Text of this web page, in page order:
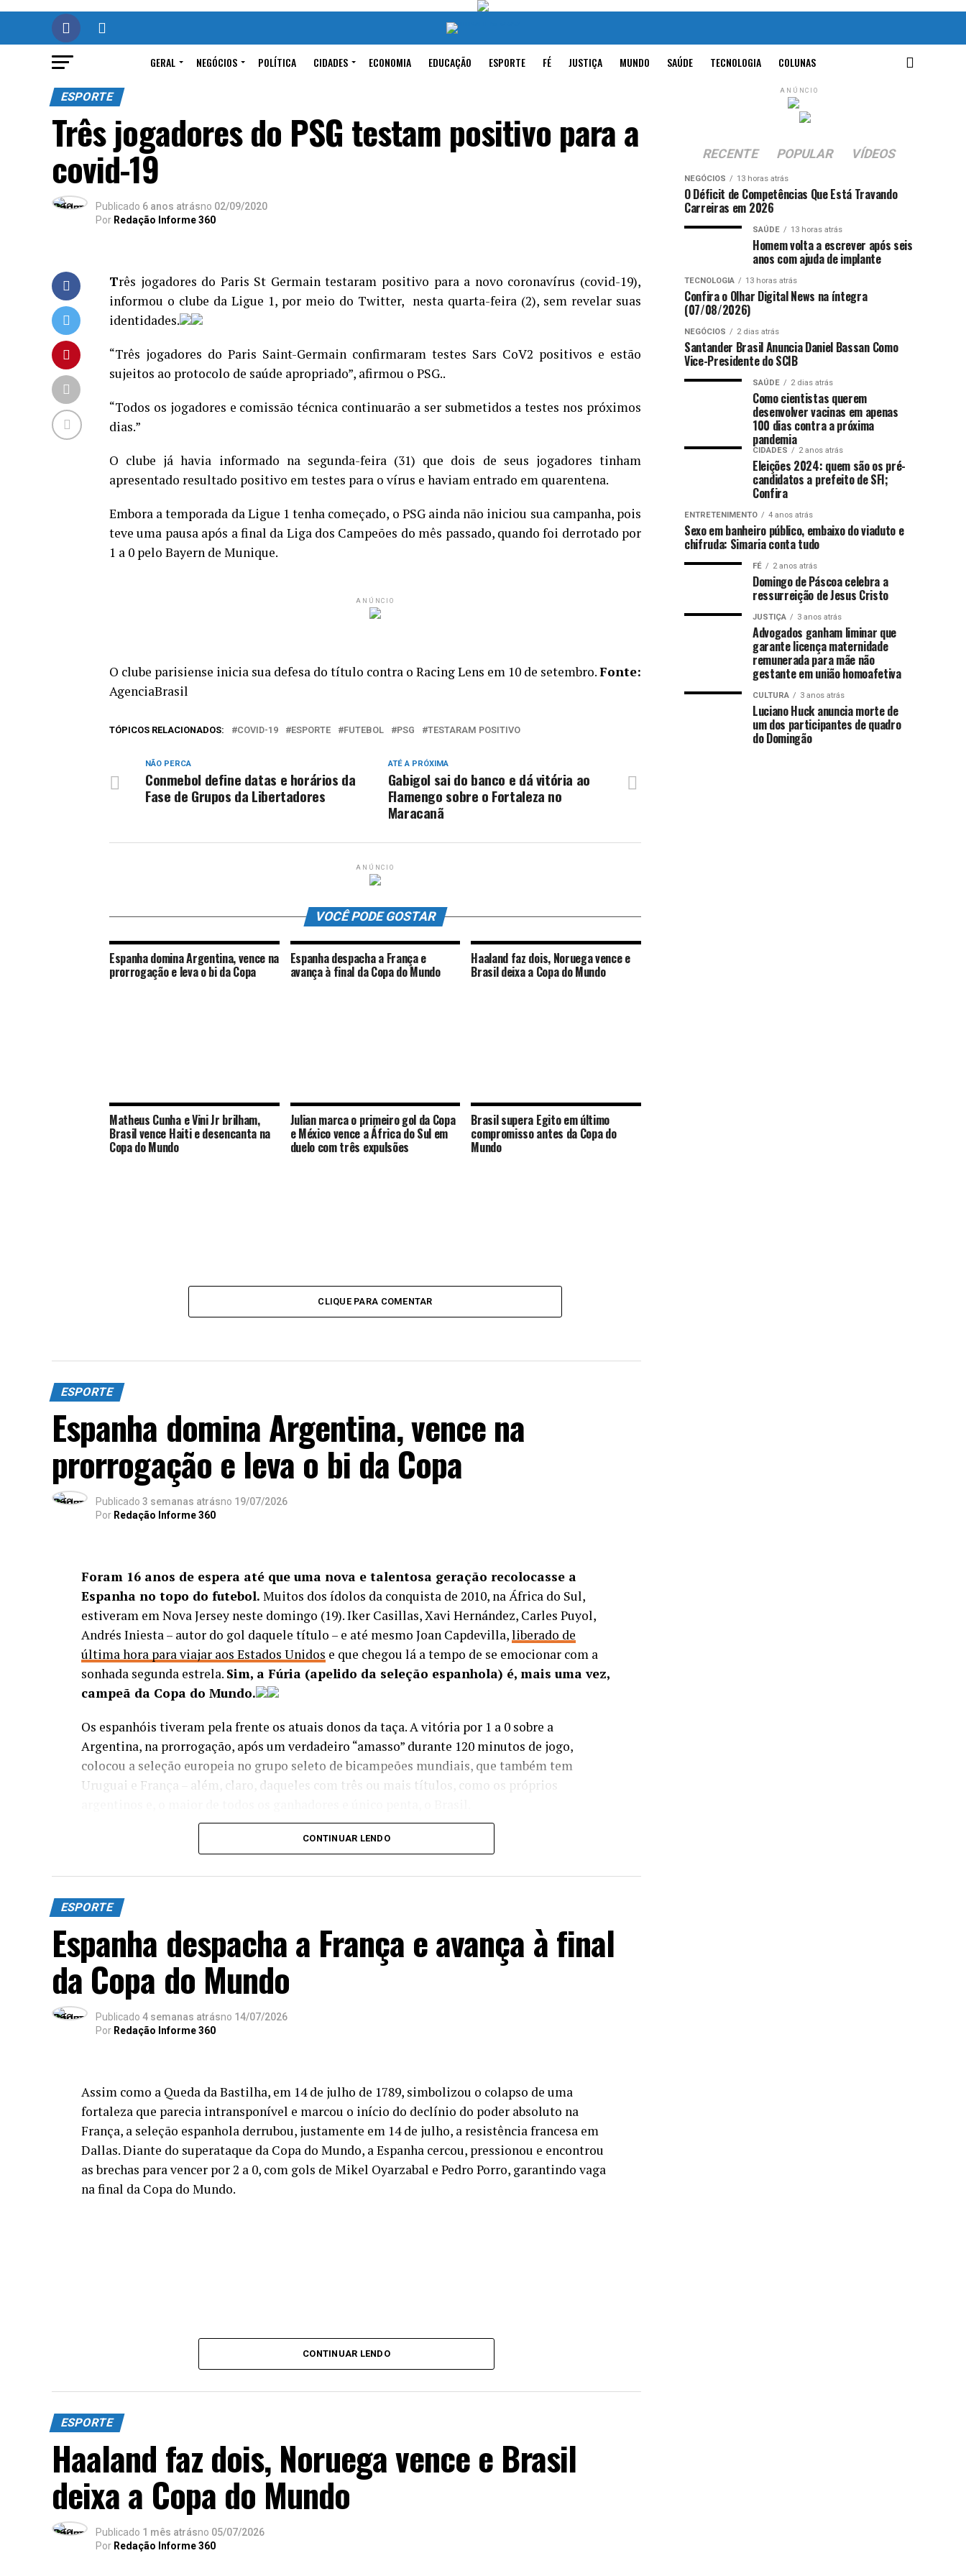
GERAL NEGÓCIOS POLÍTICA CIDADES ECONOMIA EDUCAÇÃO ESPORTE FÉ JUSTIÇA MUNDO SAÚDE TECNOLOGIA COLUNAS
ESPORTE
Três jogadores do PSG testam positivo para a
covid-19
Publicado 6 anos atrásno 02/09/2020
Por Redação Informe 360
Três jogadores do Paris St Germain testaram positivo para a novo coronavírus (covid-19),
informou o clube da Ligue 1, por meio do Twitter, nesta quarta-feira (2), sem revelar suas
identidades.
“Três jogadores do Paris Saint-Germain confirmaram testes Sars CoV2 positivos e estão
sujeitos ao protocolo de saúde apropriado”, afirmou o PSG..
“Todos os jogadores e comissão técnica continuarão a ser submetidos a testes nos próximos
dias.”
O clube já havia informado na segunda-feira (31) que dois de seus jogadores tinham
apresentado resultado positivo em testes para o vírus e haviam entrado em quarentena.
Embora a temporada da Ligue 1 tenha começado, o PSG ainda não iniciou sua campanha, pois
teve uma pausa após a final da Liga dos Campeões do mês passado, quando foi derrotado por
1 a 0 pelo Bayern de Munique.
ANÚNCIO
O clube parisiense inicia sua defesa do título contra o Racing Lens em 10 de setembro.Fonte:
AgenciaBrasil
TÓPICOS RELACIONADOS: COVID-19 ESPORTE FUTEBOL PSG TESTARAM POSITIVO
ATÉ A PRÓXIMA
Gabigol sai do banco e dá vitória ao
Flamengo sobre o Fortaleza no
Maracanã
NÃO PERCA
Conmebol define datas e horários da
Fase de Grupos da Libertadores
ANÚNCIO
VOCÊ PODE GOSTAR
Espanha domina Argentina, vence na
prorrogação e leva o bi da Copa
Espanha despacha a França e
avança à final da Copa do Mundo
Haaland faz dois, Noruega vence e
Brasil deixa a Copa do Mundo
Matheus Cunha e Vini Jr brilham,
Brasil vence Haiti e desencanta na
Copa do Mundo
Julian marca o primeiro gol da Copa
e México vence a África do Sul em
duelo com três expulsões
Brasil supera Egito em último
compromisso antes da Copa do
Mundo
CLIQUE PARA COMENTAR
ESPORTE
Espanha domina Argentina, vence na
prorrogação e leva o bi da Copa
Publicado 3 semanas atrásno 19/07/2026
Por Redação Informe 360
Foram 16 anos de espera até que uma nova e talentosa geração recolocasse a
Espanha no topo do futebol. Muitos dos ídolos da conquista de 2010, na África do Sul,
estiveram em Nova Jersey neste domingo (19). Iker Casillas, Xavi Hernández, Carles Puyol,
Andrés Iniesta – autor do gol daquele título – e até mesmo Joan Capdevilla,liberado de
última hora para viajar aos Estados Unidos e que chegou lá a tempo de se emocionar com a
sonhada segunda estrela. Sim, a Fúria (apelido da seleção espanhola) é, mais uma vez,
campeã da Copa do Mundo.
Os espanhóis tiveram pela frente os atuais donos da taça. A vitória por 1 a 0 sobre a
Argentina, na prorrogação, após um verdadeiro “amasso” durante 120 minutos de jogo,
colocou a seleção europeia no grupo seleto de bicampeões mundiais, que também tem
Uruguai e França – além, claro, daqueles com três ou mais títulos, como os próprios
Diferentemente de 2010, o herói do título saiu do banco de reservas. Mas, Ferran Torres e
Iniesta têm algo em comum. No momento em que decidiram a Copa para a Espanha, ambos
representavam o Barcelona. Ao contrário do ex-meio-campista, revelado no clube catalão, o
atacante de 26 anos é cria do Valência e passou pelo Manchester City (Inglaterra) antes de
chegar ao Barça.
Com a sexta menor média de idade da Copa (26,2), a Fúria deixou um recado claro
para 2030, quando
será uma das sedes : é favorita para buscar o tri.Afinal, possui
nomes como os meias Gavi e Pedri e o atacante Nico Williams – que sequer terão completado
30 anos – a caminho do terceiro Mundial. Mesmo os veteranos do elenco, como o volante
Rodri (terá 34 anos) ou o lateral Marc Cucurella (32), podem muito bem chegar lá.
nem a campo foi naquela campanha, enquanto Yamal é simplesmente a estrela da
companhia espanhola – apesar de atuação discreta neste domingo. O craque se
tornou, também, o quarto mais novo da história a vencer uma Copa. O líder da
estatística? Pelé, na Suécia, em 1958, com 17 anos e 249 dias.
CONTINUAR LENDO
ESPORTE
Espanha despacha a França e avança à final
da Copa do Mundo
Publicado 4 semanas atrásno 14/07/2026
Por Redação Informe 360
Assim como a Queda da Bastilha, em 14 de julho de 1789, simbolizou o colapso de uma
fortaleza que parecia intransponível e marcou o início do declínio do poder absoluto na
França, a seleção espanhola derrubou, justamente em 14 de julho, a resistência francesa em
Dallas. Diante do superataque da Copa do Mundo, a Espanha cercou, pressionou e encontrou
as brechas para vencer por 2 a 0, com gols de Mikel Oyarzabal e Pedro Porro, garantindo vaga
na final da Copa do Mundo.
CONTINUAR LENDO
ESPORTE
Haaland faz dois, Noruega vence e Brasil
deixa a Copa do Mundo
Publicado 1 mês atrásno 05/07/2026
Por Redação Informe 360
ANÚNCIO
RECENTE POPULAR VÍDEOS
NEGÓCIOS 13 horas atrás
O Déficit de Competências Que Está Travando
Carreiras em 2026
SAÚDE 13 horas atrás
Homem volta a escrever após seis
anos com ajuda de implante
TECNOLOGIA 13 horas atrás
Confira o Olhar Digital News na íntegra
(07/08/2026)
NEGÓCIOS 2 dias atrás
Santander Brasil Anuncia Daniel Bassan Como
Vice-Presidente do SCIB
SAÚDE 2 dias atrás
Como cientistas querem
desenvolver vacinas em apenas
100 dias contra a próxima
pandemia
CIDADES 2 anos atrás
Eleições 2024: quem são os pré-
candidatos a prefeito de SFI;
Confira
ENTRETENIMENTO 4 anos atrás
Sexo em banheiro público, embaixo do viaduto e
chifruda: Simaria conta tudo
FÉ 2 anos atrás
Domingo de Páscoa celebra a
ressurreição de Jesus Cristo
JUSTIÇA 3 anos atrás
Advogados ganham liminar que
garante licença maternidade
remunerada para mãe não
gestante em união homoafetiva
CULTURA 3 anos atrás
Luciano Huck anuncia morte de
um dos participantes de quadro
do Domingão